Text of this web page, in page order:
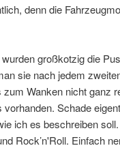
denn die
großkotzig die
sie nach jedem
Wanken nicht ganz
Schade
ich es beschreiben
Rock’n'Roll. Einfach